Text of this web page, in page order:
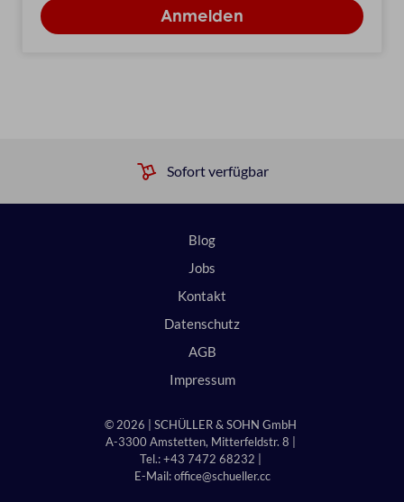
Sofort verfügbar
© 2026 | SCHÜLLER & SOHN GmbH
A-3300 Amstetten, Mitterfeldstr. 8 |
Tel.: +43 7472 68232 |
E-Mail:office@schueller.cc
Blog
Jobs
Kontakt
Datenschutz
AGB
Impressum